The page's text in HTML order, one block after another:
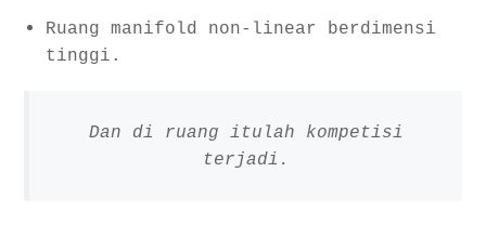
Ruang manifold non-linear berdimensi
tinggi.
Dan di ruang itulah kompetisi
terjadi.